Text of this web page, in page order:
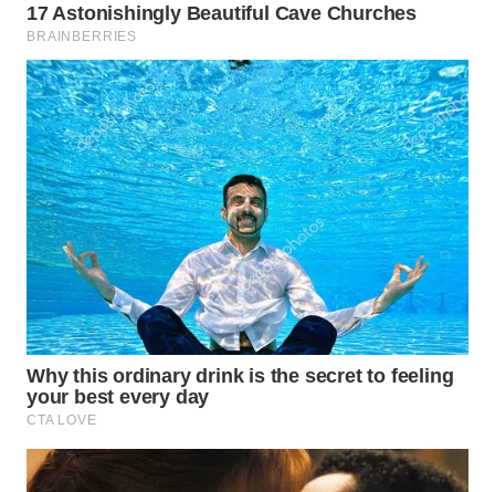
WN
NATUNA
WN
BINTAN
WN
MANDALIKA
LIKUPANG
WN
LABUANBAJO
WN
BORNEO